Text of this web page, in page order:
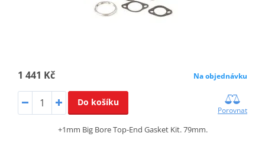
1 441 Kč Na objednávku
Do košíku
Porovnat
+1mm Big Bore Top-End Gasket Kit. 79mm.